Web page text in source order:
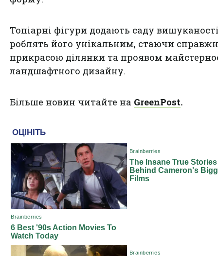
Топіарні фігури додають саду
роблять його унікальним, стаючи
прикрасою ділянки та проявом
ландшафтного дизайну.
Більше новин читайте на GreenPost.